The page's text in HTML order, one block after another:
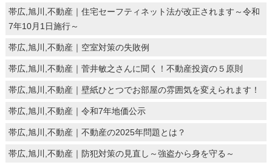
帯広,旭川,不動産｜住宅セーフティネット法が改正されます～令和
7年10月1日施行～
帯広,旭川,不動産｜空室対策の失敗例
帯広,旭川,不動産｜菅井敏之さんに聞く！不動産投資の５原則
帯広,旭川,不動産｜壁紙ひとつでお部屋の雰囲気を変えられます！
帯広,旭川,不動産｜令和7年地価公示
帯広,旭川,不動産｜不動産の2025年問題とは？
帯広,旭川,不動産｜防犯対策の見直し～強盗から身を守る～